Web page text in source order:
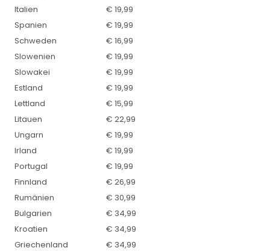
Italien
€ 19,99
Spanien
€ 19,99
Schweden
€ 16,99
Slowenien
€ 19,99
Slowakei
€ 19,99
Estland
€ 19,99
Lettland
€ 15,99
Litauen
€ 22,99
Ungarn
€ 19,99
Irland
€ 19,99
Portugal
€ 19,99
Finnland
€ 26,99
Rumänien
€ 30,99
Bulgarien
€ 34,99
Kroatien
€ 34,99
Griechenland
€ 34,99